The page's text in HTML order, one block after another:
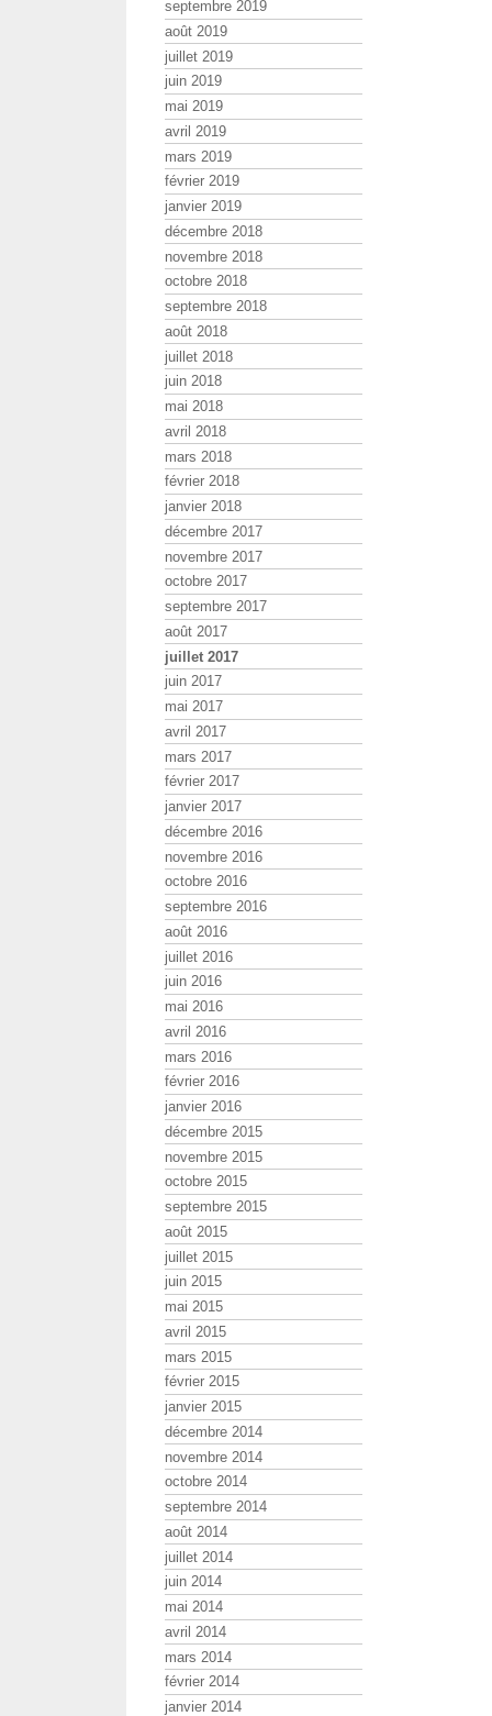
septembre 2019
août 2019
juillet 2019
juin 2019
mai 2019
avril 2019
mars 2019
février 2019
janvier 2019
décembre 2018
novembre 2018
octobre 2018
septembre 2018
août 2018
juillet 2018
juin 2018
mai 2018
avril 2018
mars 2018
février 2018
janvier 2018
décembre 2017
novembre 2017
octobre 2017
septembre 2017
août 2017
juillet 2017
juin 2017
mai 2017
avril 2017
mars 2017
février 2017
janvier 2017
décembre 2016
novembre 2016
octobre 2016
septembre 2016
août 2016
juillet 2016
juin 2016
mai 2016
avril 2016
mars 2016
février 2016
janvier 2016
décembre 2015
novembre 2015
octobre 2015
septembre 2015
août 2015
juillet 2015
juin 2015
mai 2015
avril 2015
mars 2015
février 2015
janvier 2015
décembre 2014
novembre 2014
octobre 2014
septembre 2014
août 2014
juillet 2014
juin 2014
mai 2014
avril 2014
mars 2014
février 2014
janvier 2014